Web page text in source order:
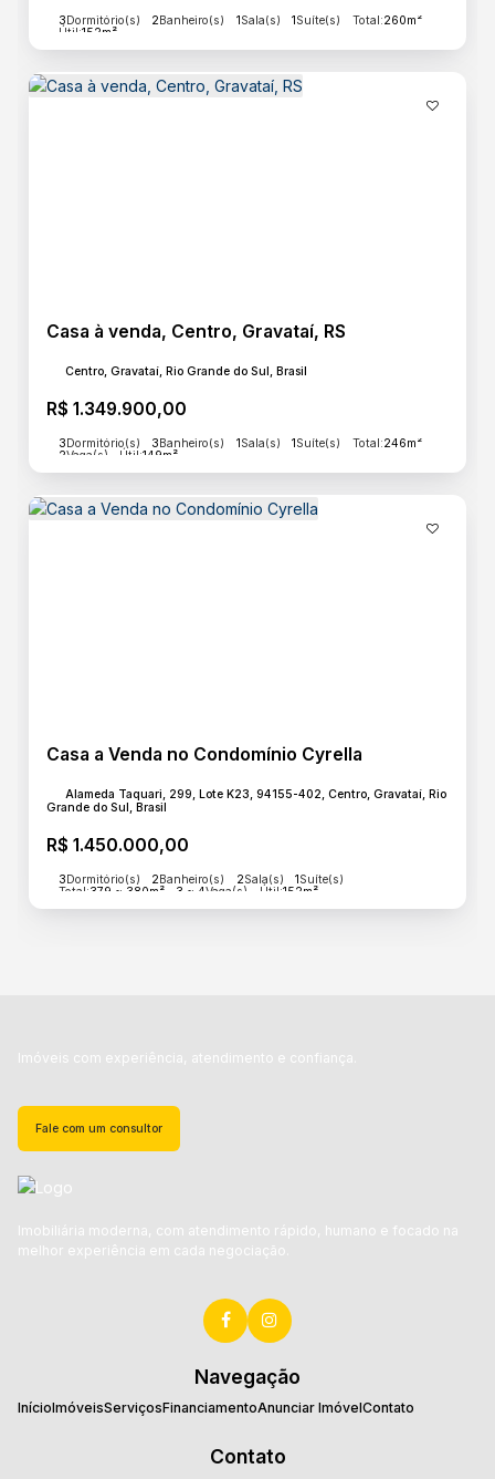
3Dormitório(s) 2Banheiro(s) 1Sala(s) 1Suíte(s) Total:260m²
Útil:152m²
Casa à venda, Centro, Gravataí, RS
R$ 1.349.900,00
Centro, Gravataí, Rio Grande do Sul, Brasil
3Dormitório(s) 3Banheiro(s) 1Sala(s) 1Suíte(s) Total:246m²
2Vaga(s) Útil:149m²
Casa a Venda no Condomínio Cyrella
R$ 1.450.000,00
Alameda Taquari, 299, Lote K23, 94155-402, Centro, Gravataí, Rio
Grande do Sul, Brasil
3Dormitório(s) 2Banheiro(s) 2Sala(s) 1Suíte(s)
Total:379 ~ 380m² 3 ~ 4Vaga(s) Útil:152m²
Imóveis com experiência, atendimento e confiança.
Fale com um consultor
Imobiliária moderna, com atendimento rápido, humano e focado na
melhor experiência em cada negociação.
Navegação
InícioImóveisServiçosFinanciamentoAnunciar ImóvelContato
Contato